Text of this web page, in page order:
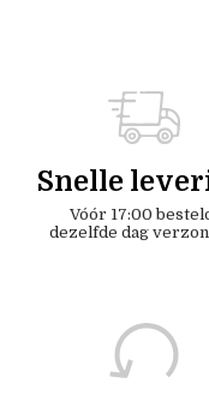
Snelle
Vóór 17:00
dezelfde dag